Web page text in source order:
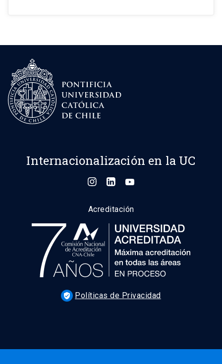
Internacionalización en la UC
Acreditación
verified_user Políticas de Privacidad